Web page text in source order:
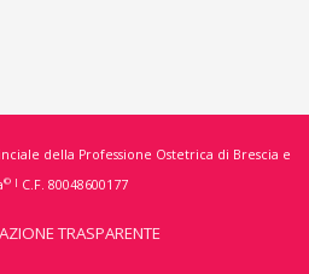
della Professione Ostetrica di Brescia e
© | C.F. 80048600177
TRASPARENTE